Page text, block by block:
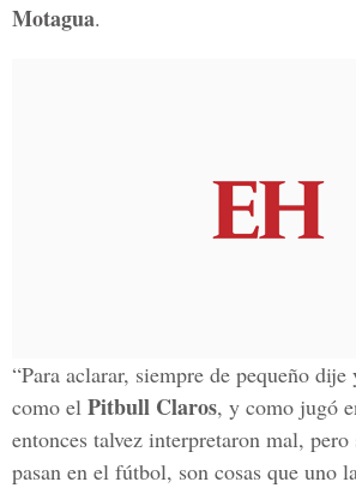
Motagua.
“Para aclarar, siempre de pequeño
como el Pitbull Claros, y como jugó
entonces talvez interpretaron mal, pero
pasan en el fútbol, son cosas que uno